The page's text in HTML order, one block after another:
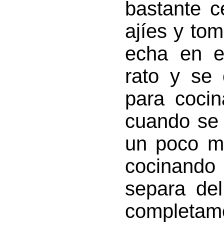
bastante
ajíes y
echa en
rato y se
para
cuando
un poco
separa